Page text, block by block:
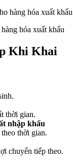
hóa xuất khẩu
Khi Khai
thời gian.
nhập khẩu
thời gian.
chuyến tiếp theo.